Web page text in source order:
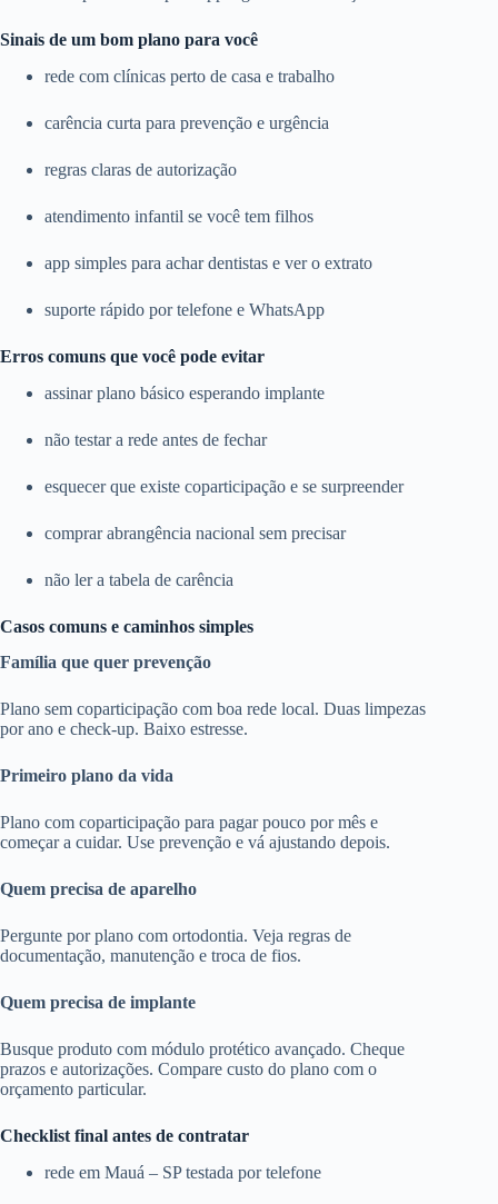
Sinais de um bom plano para você
rede com clínicas perto de casa e trabalho
carência curta para prevenção e urgência
regras claras de autorização
atendimento infantil se você tem filhos
app simples para achar dentistas e ver o extrato
suporte rápido por telefone e WhatsApp
Erros comuns que você pode evitar
assinar plano básico esperando implante
não testar a rede antes de fechar
esquecer que existe coparticipação e se surpreender
comprar abrangência nacional sem precisar
não ler a tabela de carência
Casos comuns e caminhos simples
Família que quer prevenção
Plano sem coparticipação com boa rede local. Duas limpezas
por ano e check-up. Baixo estresse.
Primeiro plano da vida
Plano com coparticipação para pagar pouco por mês e
começar a cuidar. Use prevenção e vá ajustando depois.
Quem precisa de aparelho
Pergunte por plano com ortodontia. Veja regras de
documentação, manutenção e troca de fios.
Quem precisa de implante
Busque produto com módulo protético avançado. Cheque
prazos e autorizações. Compare custo do plano com o
orçamento particular.
Checklist final antes de contratar
rede em Mauá – SP testada por telefone